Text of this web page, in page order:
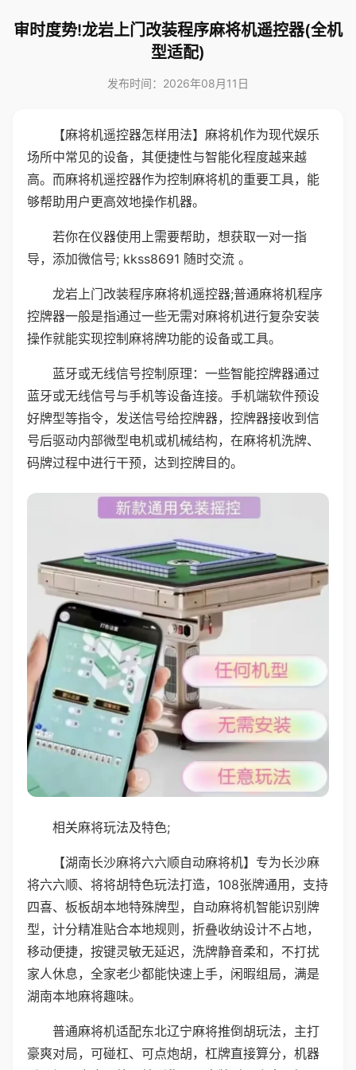
审时度势!龙岩上门改装程序麻将机遥控器(全机
型适配)
发布时间：2026年08月11日
【麻将机遥控器怎样用法】麻将机作为现代娱乐
场所中常见的设备，其便捷性与智能化程度越来越
高。而麻将机遥控器作为控制麻将机的重要工具，能
够帮助用户更高效地操作机器。
若你在仪器使用上需要帮助，想获取一对一指
导，添加微信号; kkss8691 随时交流 。
龙岩上门改装程序麻将机遥控器;普通麻将机程序
控牌器一般是指通过一些无需对麻将机进行复杂安装
操作就能实现控制麻将牌功能的设备或工具。
蓝牙或无线信号控制原理：一些智能控牌器通过
蓝牙或无线信号与手机等设备连接。手机端软件预设
好牌型等指令，发送信号给控牌器，控牌器接收到信
号后驱动内部微型电机或机械结构，在麻将机洗牌、
码牌过程中进行干预，达到控牌目的。
相关麻将玩法及特色;
【湖南长沙麻将六六顺自动麻将机】专为长沙麻
将六六顺、将将胡特色玩法打造，108张牌通用，支持
四喜、板板胡本地特殊牌型，自动麻将机智能识别牌
型，计分精准贴合本地规则，折叠收纳设计不占地，
移动便捷，按键灵敏无延迟，洗牌静音柔和，不打扰
家人休息，全家老少都能快速上手，闲暇组局，满是
湖南本地麻将趣味。
普通麻将机适配东北辽宁麻将推倒胡玩法，主打
豪爽对局，可碰杠、可点炮胡，杠牌直接算分，机器